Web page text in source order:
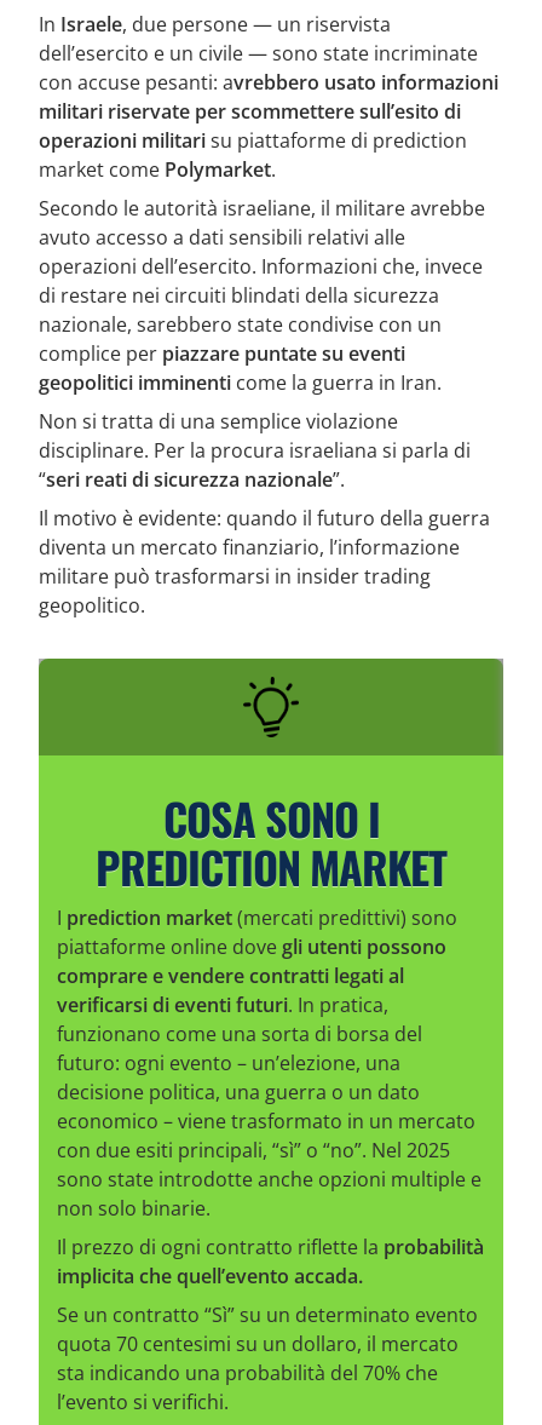
In Israele, due persone — un riservista
dell’esercito e un civile — sono state incriminate
con accuse pesanti: avrebbero usato informazioni
militari riservate per scommettere sull’esito di
operazioni militarisu piattaforme di prediction
market come Polymarket.
Secondo le autorità israeliane, il militare avrebbe
avuto accesso a dati sensibili relativi alle
operazioni dell’esercito. Informazioni che, invece
di restare nei circuiti blindati della sicurezza
nazionale, sarebbero state condivise con un
complice per piazzare puntate su eventi
geopolitici imminenti come la guerra in Iran.
Non si tratta di una semplice violazione
disciplinare. Per la procura israeliana si parla di
“seri reati di sicurezza nazionale”.
Il motivo è evidente: quando il futuro della guerra
diventa un mercato finanziario, l’informazione
militare può trasformarsi in insider trading
geopolitico.
COSA SONO I
PREDICTION MARKET
I prediction market(mercati predittivi) sono
piattaforme online dovegli utenti possono
comprare e vendere contratti legati al
verificarsi di eventi futuri. In pratica,
funzionano come una sorta di borsa del
futuro: ogni evento – un’elezione, una
decisione politica, una guerra o un dato
economico – viene trasformato in un mercato
con due esiti principali, “sì” o “no”. Nel 2025
sono state introdotte anche opzioni multiple e
non solo binarie.
Il prezzo di ogni contratto riflette la probabilità
implicita che quell’evento accada.
Se un contratto “Sì” su un determinato evento
quota 70 centesimi su un dollaro, il mercato
sta indicando una probabilità del 70% che
l’evento si verifichi.